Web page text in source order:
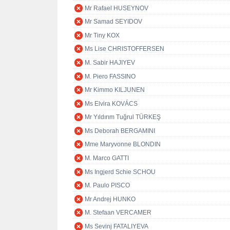
Mr Rafael HUSEYNOV
Mr Samad SEYIDOV
Mr Tiny KOX
Ms Lise CHRISTOFFERSEN
M. Sabir HAJIYEV
M. Piero FASSINO
Mr Kimmo KILJUNEN
Ms Elvira KOVÁCS
Mr Yıldırım Tuğrul TÜRKEŞ
Ms Deborah BERGAMINI
Mme Maryvonne BLONDIN
M. Marco GATTI
Ms Ingjerd Schie SCHOU
M. Paulo PISCO
Mr Andrej HUNKO
M. Stefaan VERCAMER
Ms Sevinj FATALIYEVA